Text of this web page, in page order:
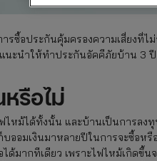
ซื้อประกันคุ้มครองความเสี่ยงที่ไ
ะนำให้ทำประกันอัคคีภัยบ้าน 3
รือไม่
ฟไหม้ได้ทั้งนั้น และบ้านเป็นการ
ออมเงินมาหลายปีในการจะซื้อห
ด้มากทีเดียว เพราะไฟไหม้เกิด